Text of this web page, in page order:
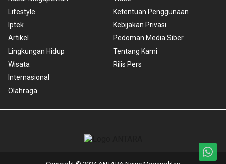
Lifestyle
Iptek
Artikel
Lingkungan Hidup
Wisata
Internasional
Olahraga
Ketentuan Penggunaan
Kebijakan Privasi
Pedoman Media Siber
Tentang Kami
Rilis Pers